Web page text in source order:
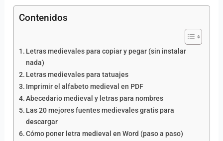
Contenidos
Letras medievales para copiar y pegar (sin instalar
nada)
Letras medievales para tatuajes
Imprimir el alfabeto medieval en PDF
Abecedario medieval y letras para nombres
Las 20 mejores fuentes medievales gratis para
descargar
Cómo poner letra medieval en Word (paso a paso)